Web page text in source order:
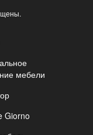
мебели
Giorno